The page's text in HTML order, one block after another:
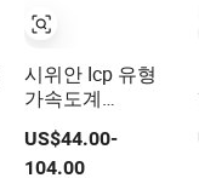
시위안 Icp 유형
가속도계
100mv/G 진동 센
서 온라인 상태 모
니터링용
US$44.00-
104.00